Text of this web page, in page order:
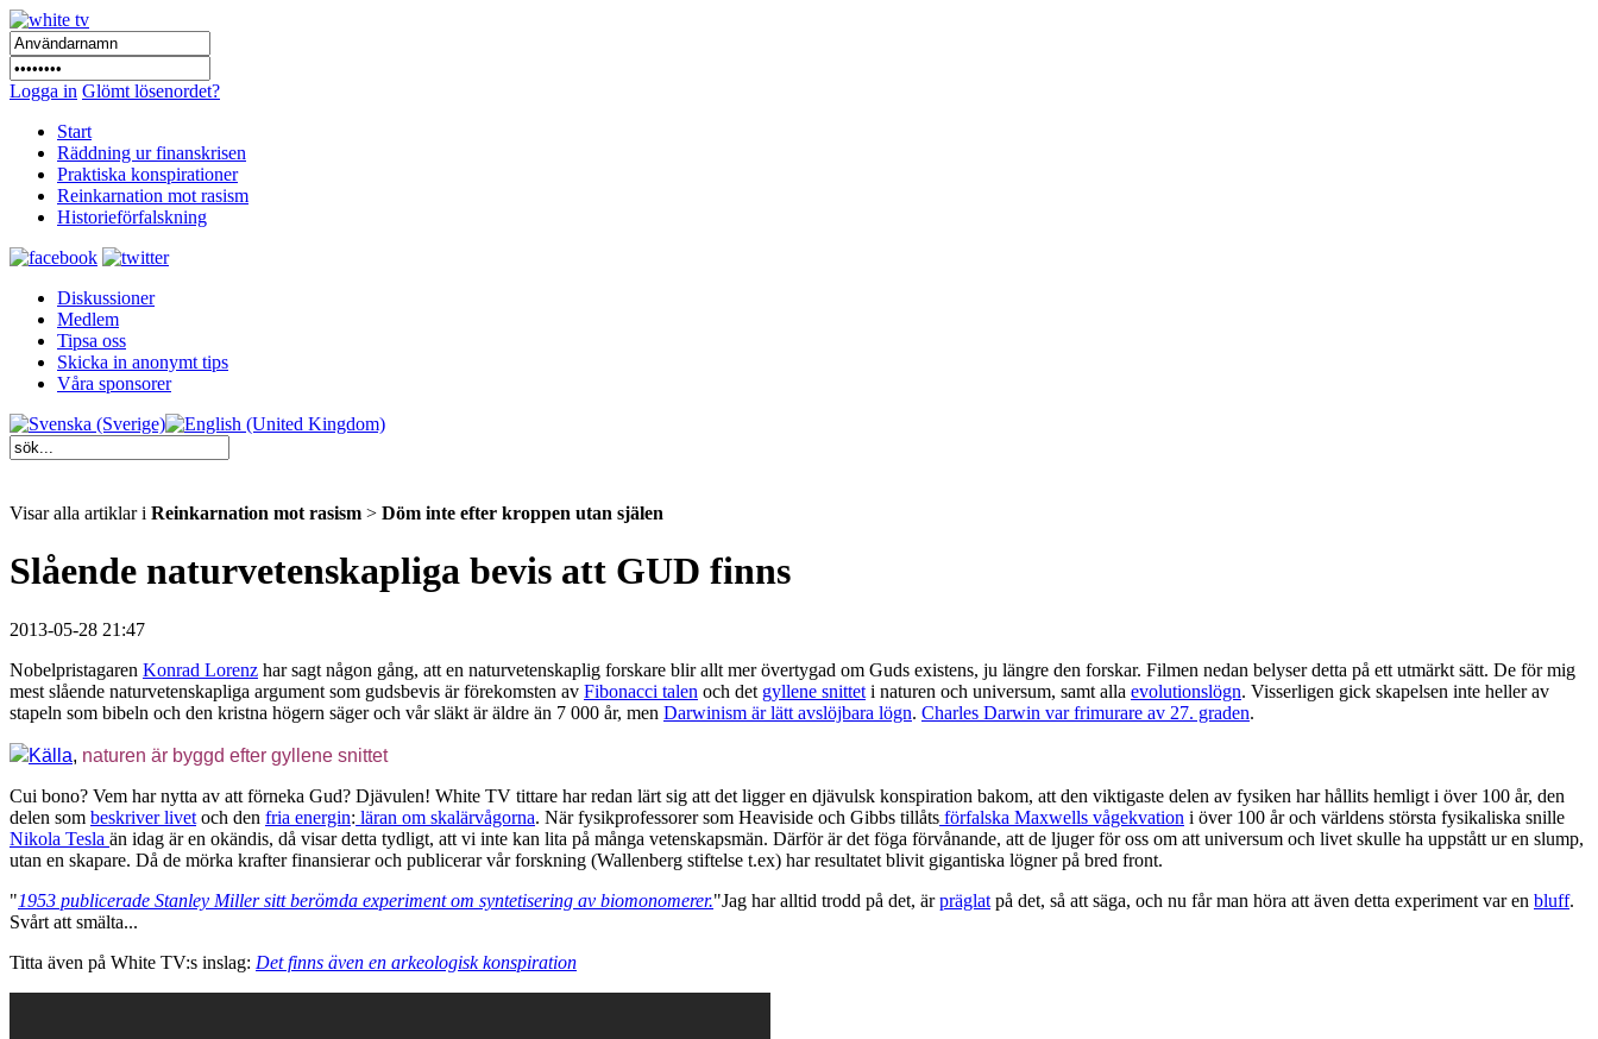
Logga in Glömt lösenordet?
Start
Räddning ur finanskrisen
Praktiska konspirationer
Reinkarnation mot rasism
Historieförfalskning
Diskussioner
Medlem
Tipsa oss
Skicka in anonymt tips
Våra sponsorer
Visar alla artiklar i Reinkarnation mot rasism > Döm inte efter kroppen utan själen
Slående naturvetenskapliga bevis att GUD finns
2013-05-28 21:47
Nobelpristagaren Konrad Lorenz har sagt någon gång, att en naturvetenskaplig forskare blir allt mer övertygad om Guds existens, ju längre den forskar. Filmen nedan belyser detta på ett utmärkt sätt. De för mig
mest slående naturvetenskapliga argument som gudsbevis är förekomsten av Fibonacci talen och det gyllene snittet i naturen och universum, samt alla evolutionslögn. Visserligen gick skapelsen inte heller av
stapeln som bibeln och den kristna högern säger och vår släkt är äldre än 7 000 år, men Darwinism är lätt avslöjbara lögn. Charles Darwin var frimurare av 27. graden.
Källa, naturen är byggd efter gyllene snittet
Cui bono? Vem har nytta av att förneka Gud? Djävulen! White TV tittare har redan lärt sig att det ligger en djävulsk konspiration bakom, att den viktigaste delen av fysiken har hållits hemligt i över 100 år, den
delen som beskriver livet och den fria energin: läran om skalärvågorna. När fysikprofessorer som Heaviside och Gibbs tillåts förfalska Maxwells vågekvation i över 100 år och världens största fysikaliska snille
Nikola Tesla än idag är en okändis, då visar detta tydligt, att vi inte kan lita på många vetenskapsmän. Därför är det föga förvånande, att de ljuger för oss om att universum och livet skulle ha uppstått ur en slump,
utan en skapare. Då de mörka krafter finansierar och publicerar vår forskning (Wallenberg stiftelse t.ex) har resultatet blivit gigantiska lögner på bred front.
"1953 publicerade Stanley Miller sitt berömda experiment om syntetisering av biomonomerer."Jag har alltid trodd på det, ärpräglat på det, så att säga, och nu får man höra att även detta experiment var en bluff.
Svårt att smälta...
Titta även på White TV:s inslag: Det finns även en arkeologisk konspiration